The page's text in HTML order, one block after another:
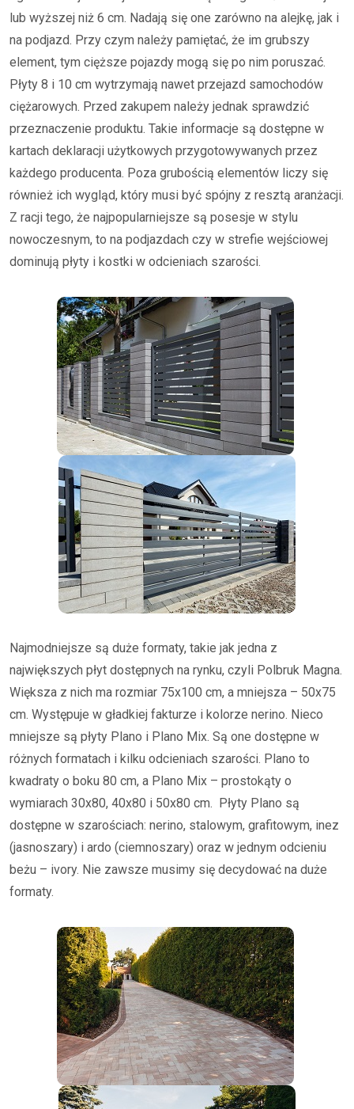
lub wyższej niż 6 cm. Nadają się one zarówno na alejkę, jak i
na podjazd. Przy czym należy pamiętać, że im grubszy
element, tym cięższe pojazdy mogą się po nim poruszać.
Płyty 8 i 10 cm wytrzymają nawet przejazd samochodów
ciężarowych. Przed zakupem należy jednak sprawdzić
przeznaczenie produktu. Takie informacje są dostępne w
kartach deklaracji użytkowych przygotowywanych przez
każdego producenta. Poza grubością elementów liczy się
również ich wygląd, który musi być spójny z resztą aranżacji.
Z racji tego, że najpopularniejsze są posesje w stylu
nowoczesnym, to na podjazdach czy w strefie wejściowej
dominują płyty i kostki w odcieniach szarości.
Najmodniejsze są duże formaty, takie jak jedna z
największych płyt dostępnych na rynku, czyli Polbruk Magna.
Większa z nich ma rozmiar 75x100 cm, a mniejsza – 50x75
cm. Występuje w gładkiej fakturze i kolorze nerino. Nieco
mniejsze są płyty Plano i Plano Mix. Są one dostępne w
różnych formatach i kilku odcieniach szarości. Plano to
kwadraty o boku 80 cm, a Plano Mix – prostokąty o
wymiarach 30x80, 40x80 i 50x80 cm. Płyty Plano są
dostępne w szarościach: nerino, stalowym, grafitowym, inez
(jasnoszary) i ardo (ciemnoszary) oraz w jednym odcieniu
beżu – ivory. Nie zawsze musimy się decydować na duże
formaty.